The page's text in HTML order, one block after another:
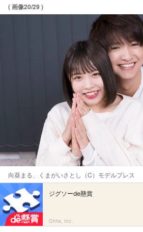
( 画像20/29 )
向葵まる、くまがいさとし（C）モデルプレス
ジグソーde懸賞
Ohte, Inc.